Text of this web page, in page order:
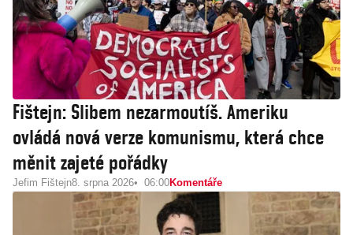
Fištejn: Slibem nezarmoutíš. Ameriku
ovládá nová verze komunismu, která chce
měnit zajeté pořádky
Jefim Fištejn8. srpna 2026 06:00Komentáře